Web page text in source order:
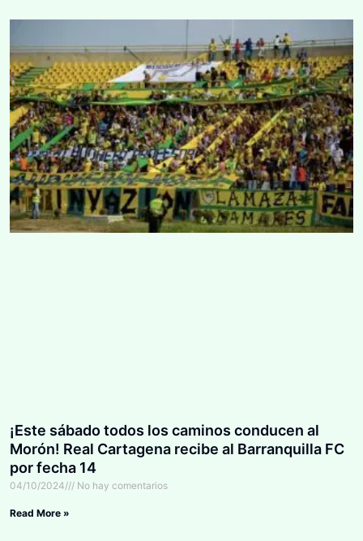
¡Este sábado todos los caminos conducen al
Morón! Real Cartagena recibe al Barranquilla FC
por fecha 14
04/10/2024 No hay comentarios
Read More »